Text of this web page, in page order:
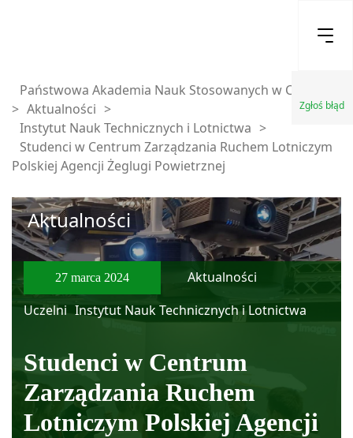
Zgłoś błąd
Państwowa Akademia Nauk Stosowanych w Chełmie
> Aktualności >
Instytut Nauk Technicznych i Lotnictwa >
Studenci w Centrum Zarządzania Ruchem Lotniczym
Polskiej Agencji Żeglugi Powietrznej
Aktualności
27 marca 2024
Aktualności
Uczelni Instytut Nauk Technicznych i Lotnictwa
Studenci w Centrum
Zarządzania Ruchem
Lotniczym Polskiej Agencji